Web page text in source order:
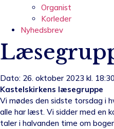
Organist
Korleder
Nyhedsbrev
Dato: 26. oktober 2023 kl.
Kastelskirkens læsegruppe
Vi mødes den sidste torsdag i
alle har læst. Vi sidder med en
taler i halvanden time om